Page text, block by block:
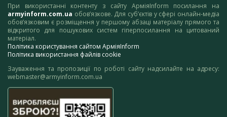
При використанні контенту з сайту АрміяInform посилання на
armyinform.com.ua обов’язкове. Для суб’єктів у сфері онлайн-медіа
обов’язковим є розміщення у першому абзаці матеріалу прямого та
відкритого для пошукових систем гіперпосилання на цитований
матеріал.
Політика користування сайтом АрміяInform
Політика використання файлів cookie
Зауваження та пропозиції по роботі сайту надсилайте на адресу:
webmaster@armyinform.com.ua